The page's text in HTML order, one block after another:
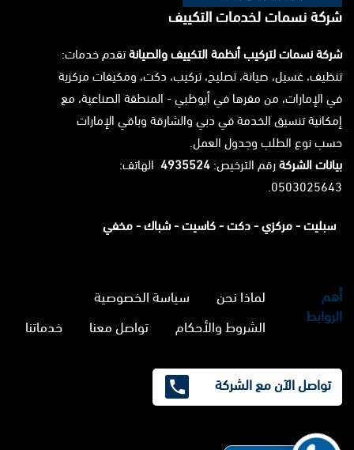
شركة نسمات لخدمات التكييف
شركة نسمات لتركيب أنظمة التكييف والصيانةتقدم خدمات:
تنظيف، غسيل، صيانة، تصليح، تركيب، دكت، ومكيفات مركزية
في الإمارات، من مقرها في أبوظبي - المنطقة الصناعية، مع
إمكانية تنسيق الخدمة في دبي والشارقة وباقي الإمارات
حسب نوع الطلب وجدول العمل.
بيانات الشركةرقم الترخيص: 4935524 الهاتف:
0503025643.
سبليت -مركزي -دكت -كاسيت -شباك -مخفي
أهم
الروابط
لماذا نحن
سياسة الخصوصية
الشروط والأحكام
تواصل معنا خدماتنا
تواصل الآن مع الشركة